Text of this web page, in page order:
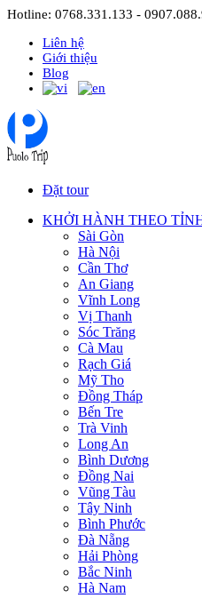
Hotline: 0768.331.133 -
Liên hệ
Giới thiệu
Blog
Đặt tour
KHỞI HÀNH THEO
Sài Gòn
Hà Nội
Cần Thơ
An Giang
Vĩnh Long
Vị Thanh
Sóc Trăng
Cà Mau
Rạch Giá
Mỹ Tho
Đồng Tháp
Bến Tre
Trà Vinh
Long An
Bình Dương
Đồng Nai
Vũng Tàu
Tây Ninh
Bình Phước
Đà Nẵng
Hải Phòng
Bắc Ninh
Hà Nam